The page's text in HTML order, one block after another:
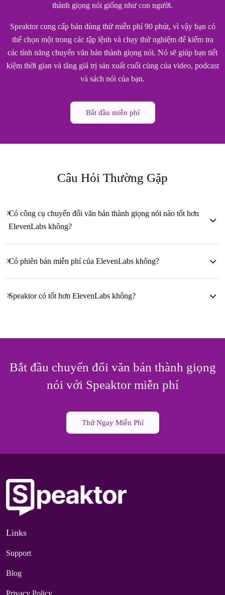
thành giọng nói giống như con người.
Speaktor cung cấp bản dùng thử miễn phí 90 phút, vì vậy bạn có
thể chọn một trong các tập lệnh và chạy thử nghiệm để kiểm tra
các tính năng chuyển văn bản thành giọng nói. Nó sẽ giúp bạn tiết
kiệm thời gian và tăng giá trị sản xuất cuối cùng của video, podcast
và sách nói của bạn.
Bắt đầu miễn phí
Câu Hỏi Thường Gặp
Có công cụ chuyển đổi văn bản thành giọng nói nào tốt hơn
ElevenLabs không?
Có phiên bản miễn phí của ElevenLabs không?
Speaktor có tốt hơn ElevenLabs không?
Bắt đầu chuyển đổi văn bản thành giọng
nói với Speaktor miễn phí
Thử Ngay Miễn Phí
Links
Support
Blog
Privacy Policy